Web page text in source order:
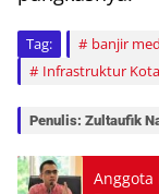
Tag: banjir
Infrastruktur Kota
Penulis: Zultaufik
Anggota